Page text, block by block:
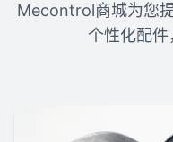
Mecontrol商城为您
个性化配